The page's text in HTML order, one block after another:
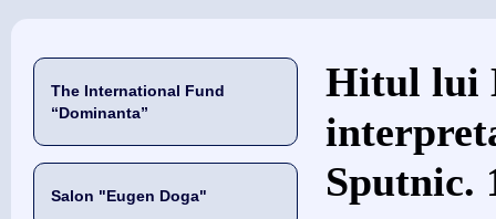
The International Fund
“Dominanta”
Salon "Eugen Doga"
当前位置
Hitul lui
Sputnic.